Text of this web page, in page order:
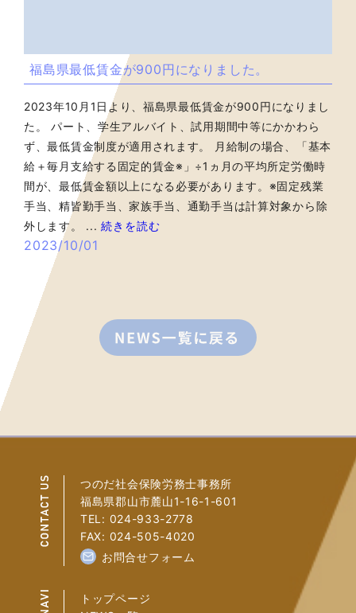
福島県最低賃金が900円になりました。
2023年10月1日より、福島県最低賃金が900円になりまし
た。 パート、学生アルバイト、試用期間中等にかかわら
ず、最低賃金制度が適用されます。 月給制の場合、「基本
給＋毎月支給する固定的賃金※」÷1ヵ月の平均所定労働時
間が、最低賃金額以上になる必要があります。※固定残業
手当、精皆勤手当、家族手当、通勤手当は計算対象から除
外します。 ... 続きを読む
2023/10/01
つのだ社会保険労務士事務所
福島県郡山市麓山1-16-1-601
TEL: 024-933-2778
FAX: 024-505-4020
お問合せフォーム
トップページ